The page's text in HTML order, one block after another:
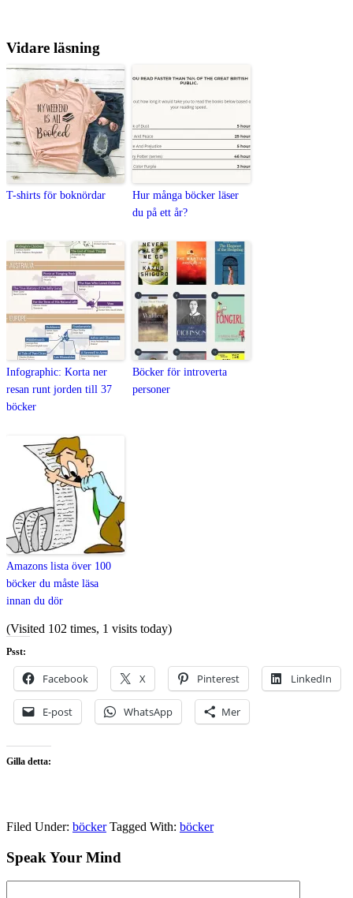
Vidare läsning
T-shirts för boknördar
Hur många böcker läser
du på ett år?
Infographic: Korta ner
resan runt jorden till 37
böcker
Böcker för introverta
personer
Amazons lista över 100
böcker du måste läsa
innan du dör
(Visited 102 times, 1 visits today)
Psst:
Facebook X Pinterest LinkedIn
E-post WhatsApp Mer
Gilla detta:
Filed Under: böcker Tagged With: böcker
Speak Your Mind